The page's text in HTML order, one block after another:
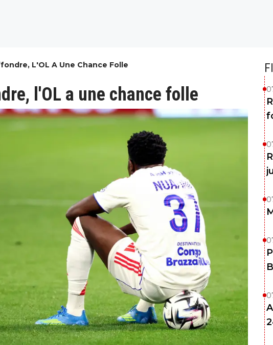
L'OL A Une Chance Folle
l'OL a une chance folle